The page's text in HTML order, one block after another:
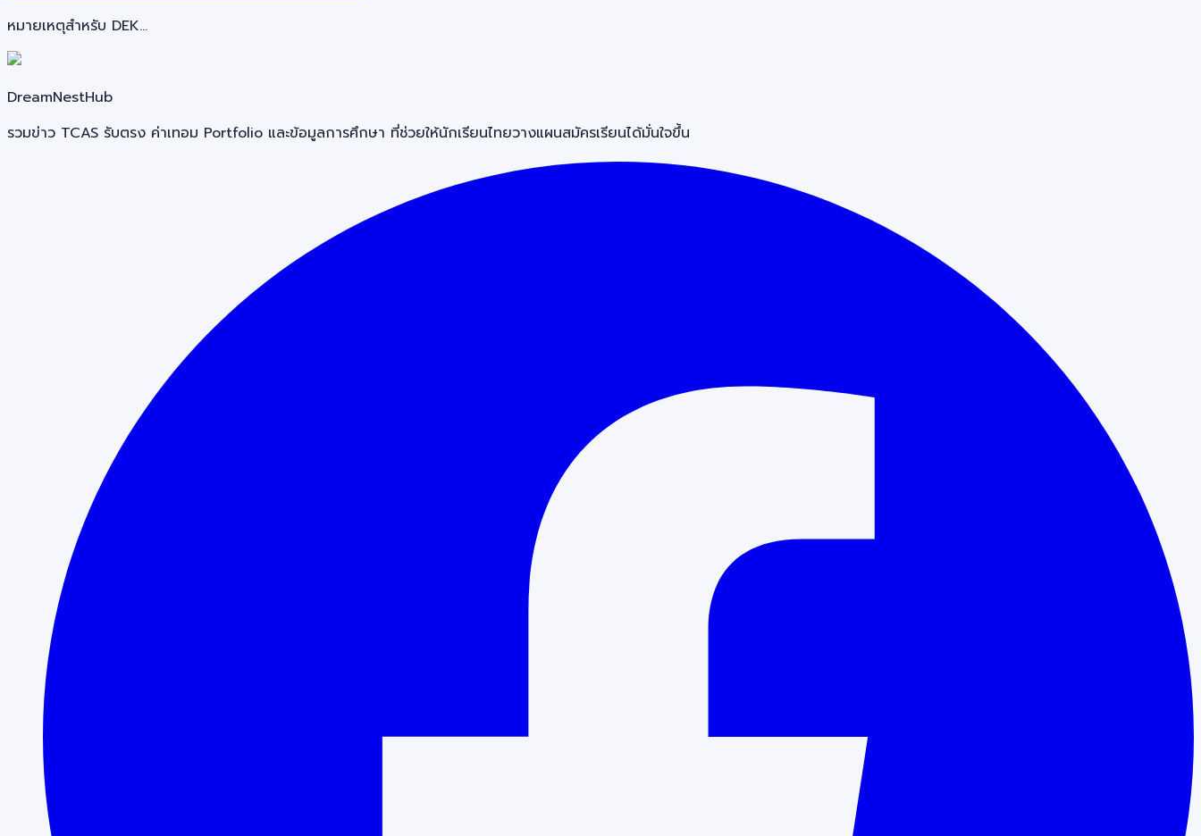
หมายเหตุสำหรับ DEK…
DreamNestHub
รวมข่าว TCAS รับตรง ค่าเทอม Portfolio และข้อมูลการศึกษา ที่ช่วยให้นักเรียนไทยวางแผนสมัครเรียนได้มั่นใจขึ้น